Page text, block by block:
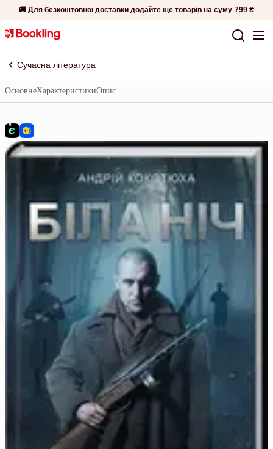
🚚 Для безкоштовної доставки додайте ще товарів на суму 799 ₴
Сучасна література
ОсновнеХарактеристикиОпис